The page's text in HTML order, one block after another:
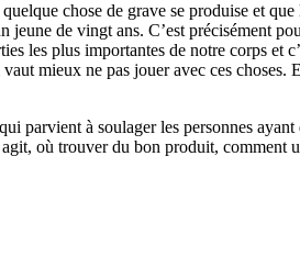
chose de grave se produise et
jeune de vingt ans. C’est précisément
les plus importantes de notre corps
mieux ne pas jouer avec ces
parvient à soulager les personnes
où trouver du bon produit, comment